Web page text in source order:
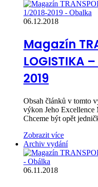
06.12.2018
Magazín
LOGISTIKA
2019
Obsah článků v tomto
výkon Jeho Excellence
Chceme být opět
Zobrazit více
Archiv vydání
06.11.2018